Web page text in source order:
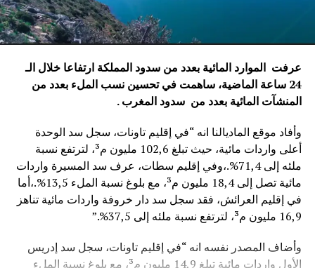
عرفت الموارد المائية بعدد من سدود المملكة ارتفاعا خلال الـ
24 ساعة الماضية، ساهمت في تحسين نسب الملء بعدد من
المنشآت المائية بعدد من سدود المغرب .
وأفاد موقع الماديالنا انه “في إقليم تاونات، سجل سد الوحدة
أعلى واردات مائية، حيث تبلغ 102,6 مليون م³، لترتفع نسبة
ملئه إلى 71,4%.،وفي إقليم سطات، عرف سد المسيرة واردات
مائية تصل إلى 18,4 مليون م³، مع بلوغ نسبة الملء 13,5%.،أما
في إقليم العرائش، فقد سجل سد دار خروفة واردات مائية تناهز
16,9 مليون م³، لترتفع نسبة ملئه إلى 37,5%.”
وأضاف المصدر نفسه انه “في إقليم تاونات، سجل سد إدريس
الأول واردات مائية تبلغ 14,9 مليون م³، مع بلوغ نسبة الملء